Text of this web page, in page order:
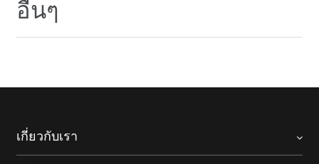
อื่นๆ
เกี่ยวกับเรา